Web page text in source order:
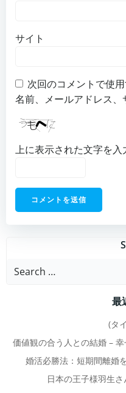
サイト
次回のコメントで使
名前、メールアドレス、
上に表示された文字を入
Search
最
(タ
価値観の合う人との結婚 –
婚活必勝法：短期間離婚
日本の王子様羽生